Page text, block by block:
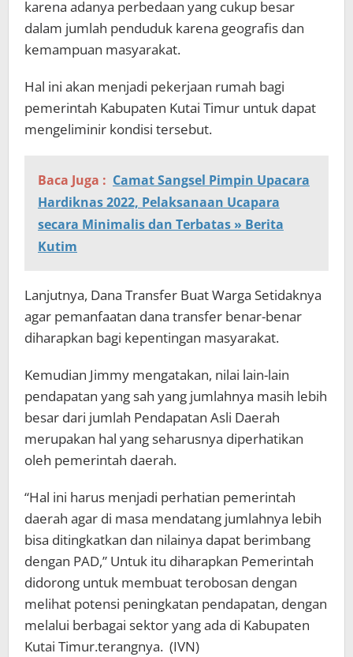
karena adanya perbedaan yang cukup besar
dalam jumlah penduduk karena geografis dan
kemampuan masyarakat.
Hal ini akan menjadi pekerjaan rumah bagi
pemerintah Kabupaten Kutai Timur untuk dapat
mengeliminir kondisi tersebut.
Baca Juga : Camat Sangsel Pimpin Upacara
Hardiknas 2022, Pelaksanaan Ucapara
secara Minimalis dan Terbatas » Berita
Kutim
Lanjutnya, Dana Transfer Buat Warga Setidaknya
agar pemanfaatan dana transfer benar-benar
diharapkan bagi kepentingan masyarakat.
Kemudian Jimmy mengatakan, nilai lain-lain
pendapatan yang sah yang jumlahnya masih lebih
besar dari jumlah Pendapatan Asli Daerah
merupakan hal yang seharusnya diperhatikan
oleh pemerintah daerah.
“Hal ini harus menjadi perhatian pemerintah
daerah agar di masa mendatang jumlahnya lebih
bisa ditingkatkan dan nilainya dapat berimbang
dengan PAD,” Untuk itu diharapkan Pemerintah
didorong untuk membuat terobosan dengan
melihat potensi peningkatan pendapatan, dengan
melalui berbagai sektor yang ada di Kabupaten
Kutai Timur.terangnya. (IVN)